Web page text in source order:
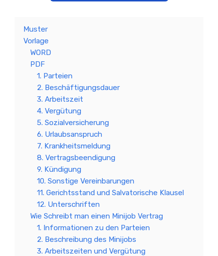
Muster
Vorlage
WORD
PDF
1. Parteien
2. Beschäftigungsdauer
3. Arbeitszeit
4. Vergütung
5. Sozialversicherung
6. Urlaubsanspruch
7. Krankheitsmeldung
8. Vertragsbeendigung
9. Kündigung
10. Sonstige Vereinbarungen
11. Gerichtsstand und Salvatorische Klausel
12. Unterschriften
Wie Schreibt man einen Minijob Vertrag
1. Informationen zu den Parteien
2. Beschreibung des Minijobs
3. Arbeitszeiten und Vergütung